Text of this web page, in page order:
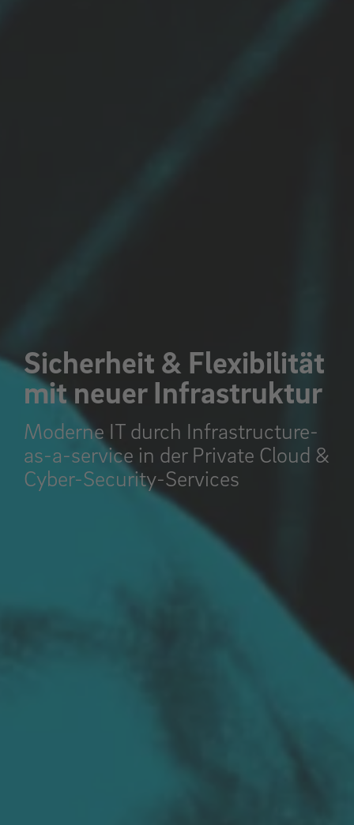
Sicherheit & Flexibilität
mit neuer Infrastruktur
Moderne IT durch Infrastructure-
as-a-service in der Private Cloud &
Cyber-Security-Services